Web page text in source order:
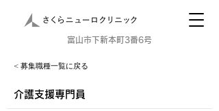
​富山市下新本町3番6号
< 募集職種一覧に戻る
介護支援専門員